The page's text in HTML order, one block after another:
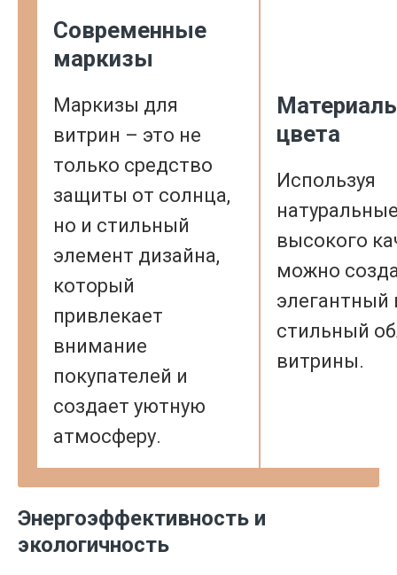
Современные
маркизы
Маркизы для
витрин – это не
только средство
защиты от солнца,
но и стильный
элемент дизайна,
который
привлекает
внимание
покупателей и
создает уютную
атмосферу.
цвета
Используя
высокого
можно
элегантный
стильный
витрины.
Энергоэффективность и
экологичность